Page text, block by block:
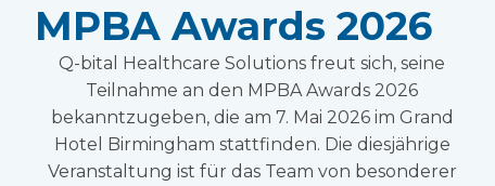
MPBA Awards 2026
Q-bital Healthcare Solutions freut sich, seine
Teilnahme an den MPBA Awards 2026
bekanntzugeben, die am 7. Mai 2026 im Grand
Hotel Birmingham stattfinden. Die diesjährige
Veranstaltung ist für das Team von besonderer